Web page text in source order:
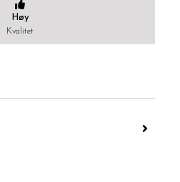
Høy
Kvalitet